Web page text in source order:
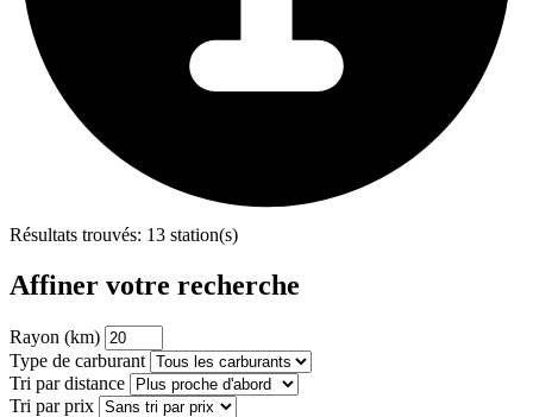
Résultats trouvés: 13 station(s)
Affiner votre recherche
Rayon (km)
Type de carburant
Tri par distance
Tri par prix